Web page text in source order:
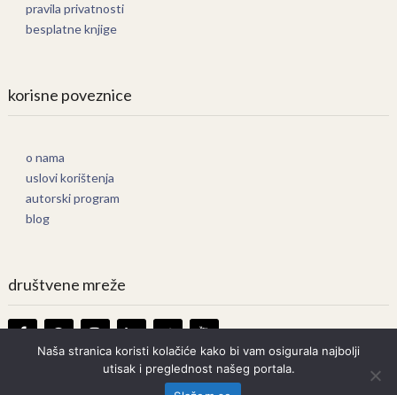
pravila privatnosti
besplatne knjige
korisne poveznice
o nama
uslovi korištenja
autorski program
blog
društvene mreže
Knjige OnlineCopyright © 2026.
Naša stranica koristi kolačiće kako bi vam osigurala najbolji
utisak i preglednost našeg portala.